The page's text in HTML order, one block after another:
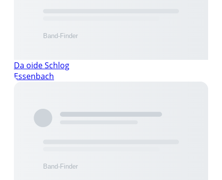
Da oide Schlog
Essenbach